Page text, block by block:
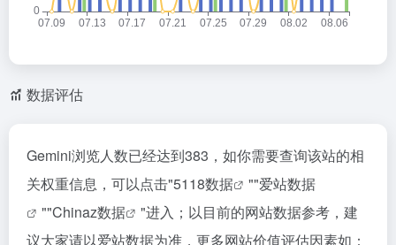
数据评估
‎Gemini浏览人数已经达到383，如你需要查询该站的相
关权重信息，可以点击"5118数据 ""爱站数据
""Chinaz数据
"进入；以目前的网站数据参考，建
议大家请以爱站数据为准，更多网站价值评估因素如：‎